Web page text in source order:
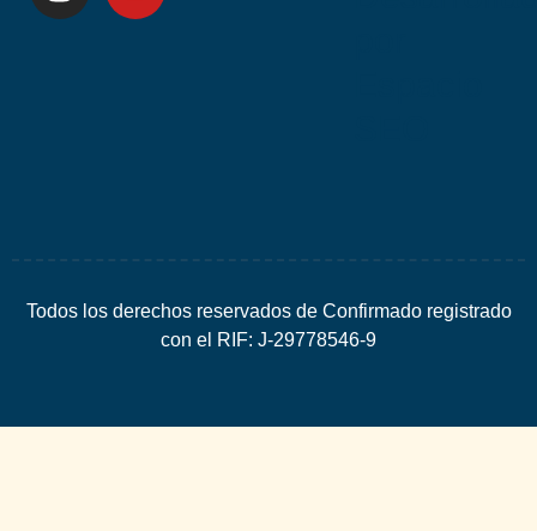
Todos los derechos reservados de Confirmado registrado
con el RIF: J-29778546-9